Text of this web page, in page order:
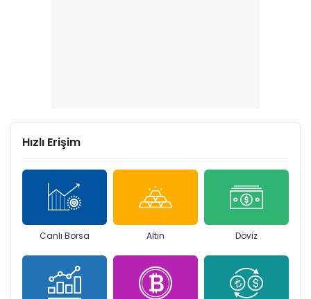
Hızlı Erişim
Canlı Borsa Altın Döviz